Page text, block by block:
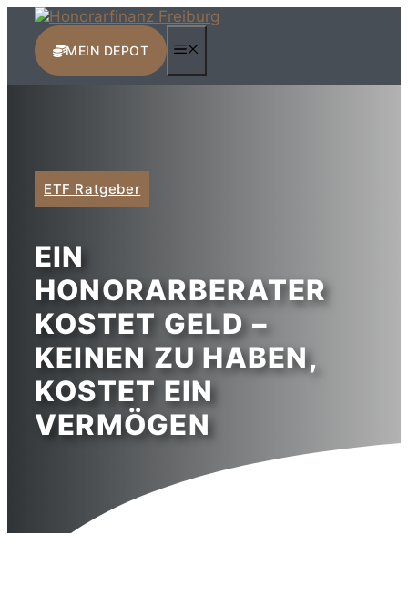
Zum
Inhalt
springenMEIN DEPOT
ETF Ratgeber
EIN
HONORARBERATER
KOSTET GELD –
KEINEN ZU HABEN,
KOSTET EIN
VERMÖGEN